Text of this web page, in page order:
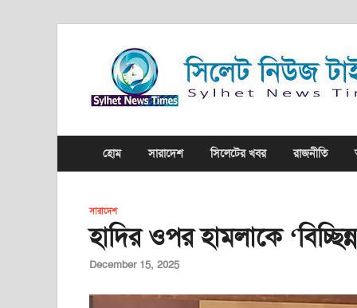
হোম সারাদেশ সিলেটের খবর রাজনীতি
সারাদেশ
হাদির ওপর হামলাকে
December 15, 2025